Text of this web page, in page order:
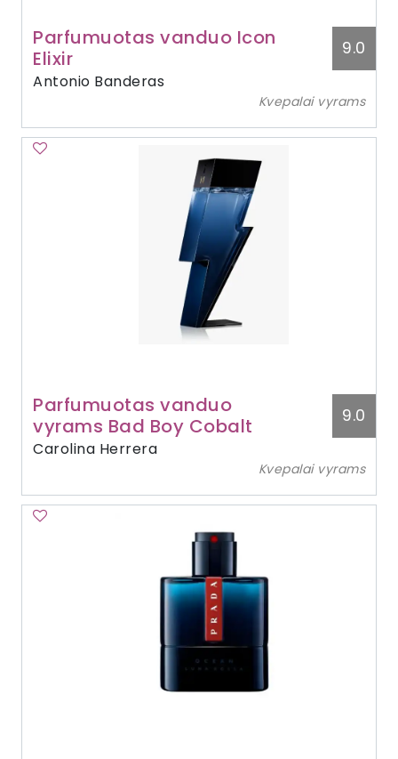
Parfumuotas vanduo Icon
Elixir
Antonio Banderas
9.0
Kvepalai vyrams
Parfumuotas vanduo
vyrams Bad Boy Cobalt
Carolina Herrera
9.0
Kvepalai vyrams